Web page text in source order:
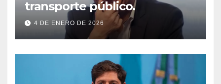
transporte público.
4 DE ENERO DE 2026